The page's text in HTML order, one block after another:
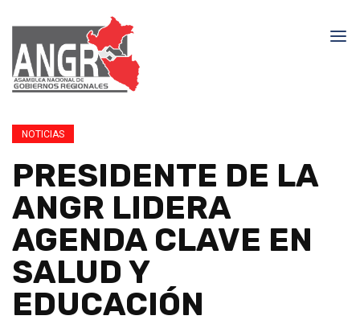
NOTICIAS
PRESIDENTE DE LA
ANGR LIDERA
AGENDA CLAVE EN
SALUD Y
EDUCACIÓN